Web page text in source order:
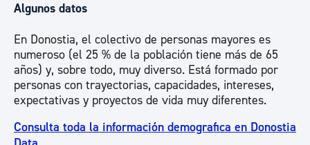
Algunos datos
En Donostia, el colectivo de personas mayores es
numeroso (el 25 % de la población tiene más de 65
años) y, sobre todo, muy diverso. Está formado por
personas con trayectorias, capacidades, intereses,
expectativas y proyectos de vida muy diferentes.
Consulta toda la información demografica en Donostia